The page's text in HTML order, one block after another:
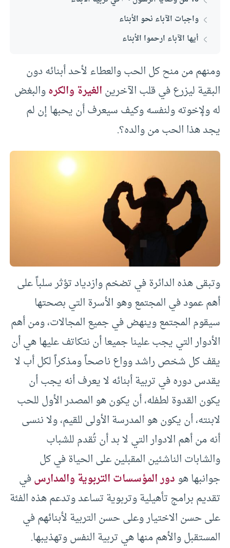
واجبات الآباء نحو الأبناء
أيها الآباء ارحموا الأبناء
ومنهم من منح كل الحب والعطاء لأحد أبنائه دون
البقية ليزرع في قلب الآخرينالغيرة والكرهوالبغض
له ولإخوته ولنفسه وكيف سيعرف أن يحبها إن لم
يجد هذا الحب من والده؟.
وتبقى هذه الدائرة في تضخم وازدياد تؤثر سلباً على
أهم عمود في المجتمع وهو الأسرة التي بصحتها
سيقوم المجتمع وينهض في جميع المجالات، ومن أهم
الأدوار التي يجب علينا جميعا أن نتكاتف عليها هي أن
يقف كل شخص راشد وواع ناصحاً ومذكراً لكل أب لا
يقدس دوره في تربية أبنائه لا يعرف أنه يجب أن
يكون القدوة لطفله، أن يكون هو المصدر الأول للحب
لابنته، أن يكون هو المدرسة الأولى للقيم، ولا ننسى
أنه من أهم الادوار التي لا بد أن تُقدم للشباب
والشابات الناشئين المقبلين على الحياة في كل
جوانبها هودور المؤسسات التربوية والمدارسفي
تقديم برامج تأهيلية وتربوية تساعد وتدعم هذه الفئة
على حسن الاختيار وعلى حسن التربية لأبنائهم في
المستقبل والأهم منها هي تربية النفس وتهذيبها.